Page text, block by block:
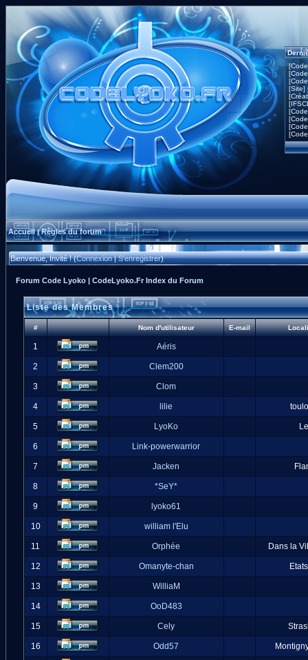
[Site]
Accueil|Règles du forum
Bienvenue, Invité ! (Connexion|S'enregistrer)
Forum Code Lyoko | CodeLyoko.Fr Index du Forum
Liste des Membres
# Nom d'utilisateur E-mail
1 Aéris
2 Clem200
3 Clom
4 lilie
5 LyoKo
6 Link-powerwarrior
7 Jacken
8 *SeY*
9 lyoko61
10 william l'Elu
11 Orphée Dans la
12 Omanyte-chan
13 WilliaM
14 OoD483
15 Cely
16 Odd57